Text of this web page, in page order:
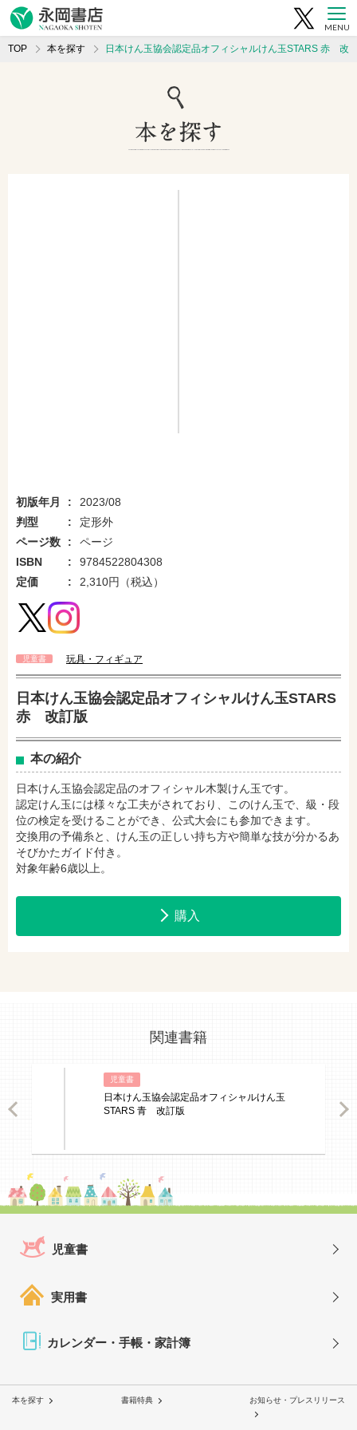
MENU
TOP 本を探す 日本けん玉協会認定品オフィシャルけん玉STARS 赤 改
初版年月
2023/08
判型
定形外
ページ数
ページ
ISBN
9784522804308
定価
2,310円（税込）
児童書 玩具・フィギュア
日本けん玉協会認定品オフィシャルけん玉STARS
赤 改訂版
本の紹介
日本けん玉協会認定品のオフィシャル木製けん玉です。
認定けん玉には様々な工夫がされており、このけん玉で、級・段
位の検定を受けることができ、公式大会にも参加できます。
交換用の予備糸と、けん玉の正しい持ち方や簡単な技が分かるあ
そびかたガイド付き。
対象年齢6歳以上。
購入
amazonで購入 楽天ブックスで購入
セブンネットショッピングで購入
e-honで購入 Honya Club.comで購入
関連書籍
児童書
日本けん玉協会認定品オフィシャルけん玉
STARS 青 改訂版
児童書
実用書
カレンダー・手帳・家計簿
本を探す 書籍特典 お知らせ・プレスリリース